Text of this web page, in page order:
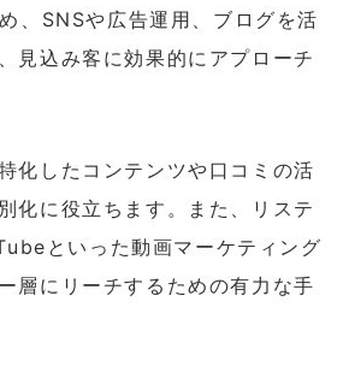
、SNSや広告運用、ブログを活
見込み客に効果的にアプローチ
化したコンテンツや口コミの活
化に役立ちます。また、リステ
といった動画マーケティング
層にリーチするための有力な手